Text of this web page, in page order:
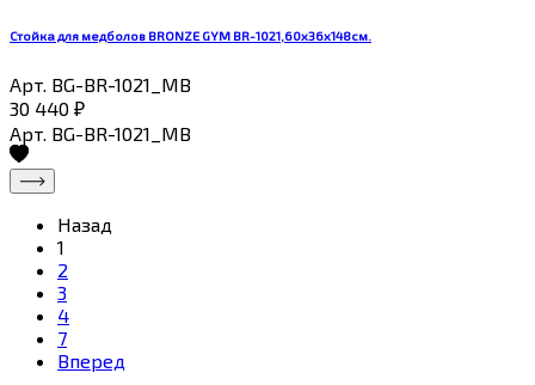
Стойка для медболов BRONZE GYM BR-1021,60х36х148см.
Арт. BG-BR-1021_MB
30 440 ₽
Арт. BG-BR-1021_MB
Назад
1
2
3
4
7
Вперед